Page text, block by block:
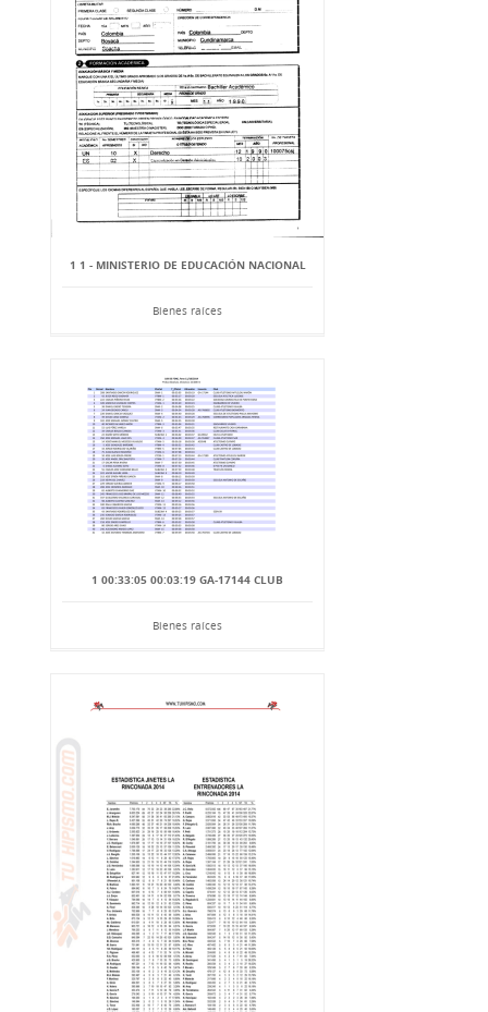
1 1 - MINISTERIO DE EDUCACIÓN NACIONAL
Bienes raíces
1 00:33:05 00:03:19 GA-17144 CLUB
Bienes raíces